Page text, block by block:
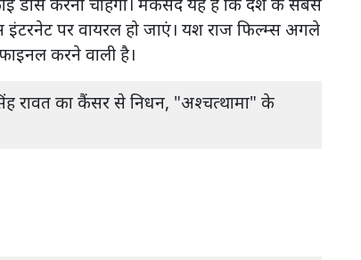
पर वायरल हो जाएं। यश राज फिल्म्स अगले
करने वाली है।
रावत का कैंसर से निधन, "अश्चत्थामा" के